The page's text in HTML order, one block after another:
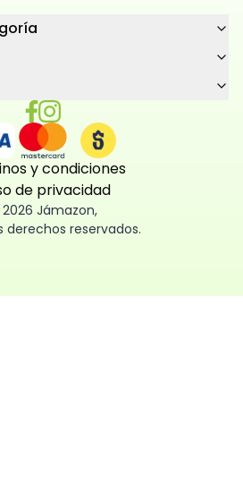
y condiciones
de privacidad
2026 Jámazon,
derechos reservados.